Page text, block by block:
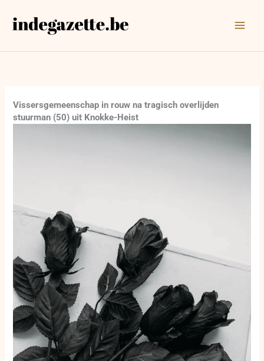
naar
Vissersgemeenschap in rouw na tragisch overlijden
stuurman (50) uit Knokke-Heist